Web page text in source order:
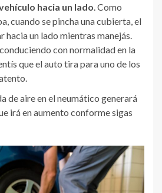
hacia un lado . Como
cuando se pincha una cubierta, el
hacia un lado mientras manejás.
con normalidad en la
que el auto tira para uno de los
de aire en el neumático generará
irá en aumento conforme sigas